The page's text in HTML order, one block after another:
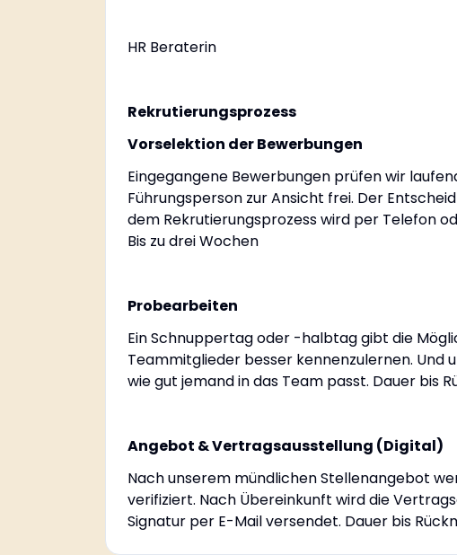
HR Beraterin
Rekrutierungsprozess
Vorselektion der Bewerbungen
Eingegangene Bewerbungen prüfen wir
Führungsperson zur Ansicht frei. Der
dem Rekrutierungsprozess wird per Telefon
Bis zu drei Wochen
Probearbeiten
Ein Schnuppertag oder -halbtag gibt die
Teammitglieder besser kennenzulernen. Und
wie gut jemand in das Team passt. Dauer bis
Angebot & Vertragsausstellung (Digital)
Nach unserem mündlichen Stellenangebot
verifiziert. Nach Übereinkunft wird die
Signatur per E-Mail versendet. Dauer bis